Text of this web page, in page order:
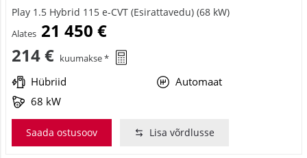
Play 1.5 Hybrid 115 e-CVT (Esirattavedu) (68 kW)
Alates 21 450 €
214 € kuumakse *
Hübriid
Automaat
68 kW
Saada ostusoov Lisa võrdlusse